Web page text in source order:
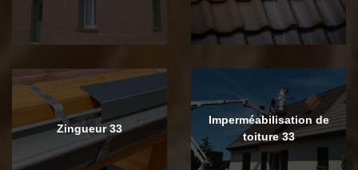
Zingueur 33
Imperméabilisation de
toiture 33